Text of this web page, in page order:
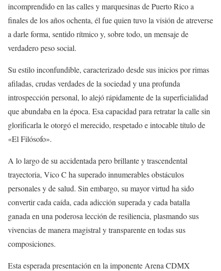
incomprendido en las calles y marquesinas de Puerto Rico a
finales de los años ochenta, él fue quien tuvo la visión de atreverse
a darle forma, sentido rítmico y, sobre todo, un mensaje de
verdadero peso social.
Su estilo inconfundible, caracterizado desde sus inicios por rimas
afiladas, crudas verdades de la sociedad y una profunda
introspección personal, lo alejó rápidamente de la superficialidad
que abundaba en la época. Esa capacidad para retratar la calle sin
glorificarla le otorgó el merecido, respetado e intocable título de
«El Filósofo».
A lo largo de su accidentada pero brillante y trascendental
trayectoria, Vico C ha superado innumerables obstáculos
personales y de salud. Sin embargo, su mayor virtud ha sido
convertir cada caída, cada adicción superada y cada batalla
ganada en una poderosa lección de resiliencia, plasmando sus
vivencias de manera magistral y transparente en todas sus
composiciones.
Esta esperada presentación en la imponente Arena CDMX